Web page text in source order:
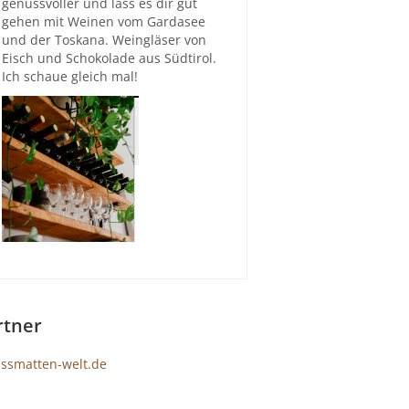
gehen mit Weinen vom Gardasee
und der Toskana. Weingläser von
Eisch und Schokolade aus Südtirol.
Ich schaue gleich mal!